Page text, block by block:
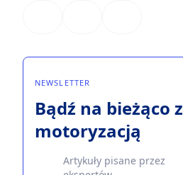
NEWSLETTER
Bądź na bieżąco z
motoryzacją
Artykuły pisane przez